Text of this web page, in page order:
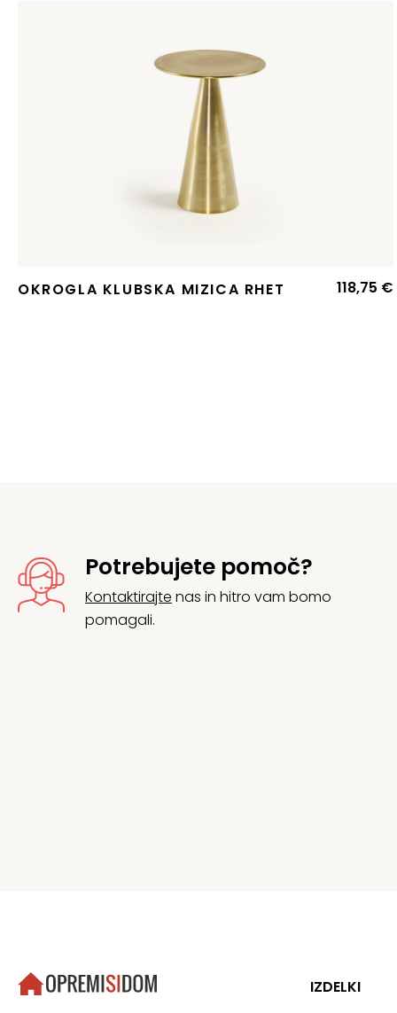
OKROGLA KLUBSKA MIZICA RHET 118,75 €
Potrebujete pomoč?
Kontaktirajte nas in hitro vam bomo
pomagali.
IZDELKI